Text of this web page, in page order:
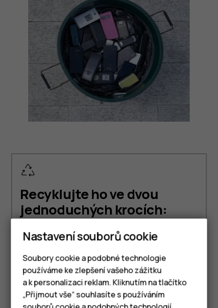
Chytré telefony
Recyklujte ho ve dvou
jednoduchých krocích:
Vyplňte online formulář
Vyplňte prosím potřebné informace o produktu
Nastavení souborů cookie
Soubory cookie a podobné technologie
používáme ke zlepšení vašeho zážitku
a k personalizaci reklam. Kliknutím na tlačítko
„Přijmout vše“ souhlasíte s používáním